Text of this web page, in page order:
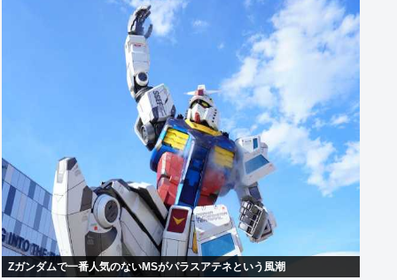
Zガンダムで一番人気のないMSがパラスアテネという風潮